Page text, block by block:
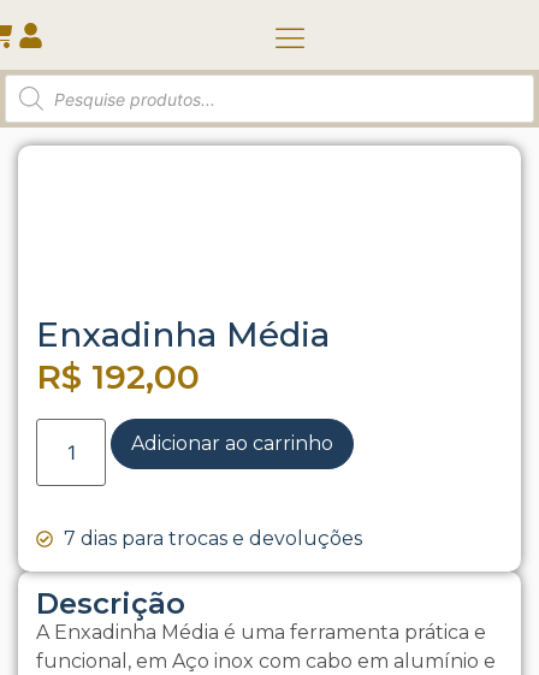
Início / Enxadinha Média
Descrição
A Enxadinha Média é uma ferramenta prática e
funcional, em Aço inox com cabo em alumínio e
Enxadinha Média
R$ 192,00
Adicionar ao carrinho
7 dias para trocas e devoluções